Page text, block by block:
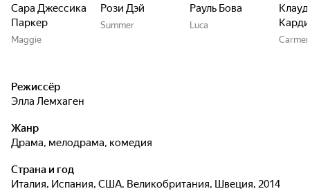
Сара Джессика
Паркер
Maggie
Рози Дэй
Summer
Рауль Бова
Luca
Carmen
Режиссёр
Элла Лемхаген
Жанр
драма, мелодрама, комедия
Страна и год
Италия, Испания, США, Великобритания, Швеция, 2014